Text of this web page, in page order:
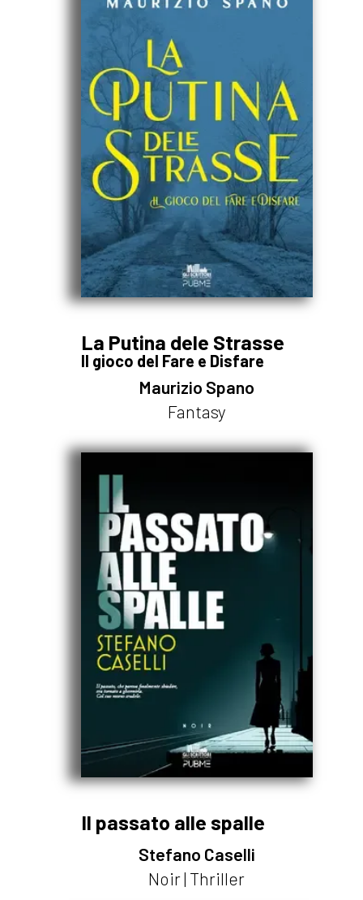
La Putina dele Strasse
Il gioco del Fare e Disfare
Maurizio Spano
Fantasy
Il passato alle spalle
Stefano Caselli
Noir | Thriller